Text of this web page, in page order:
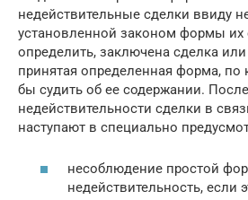
недействительные сделки ввиду
установленной законом формы
определить, заключена сделка
принятая определенная форма,
бы судить об ее содержании.
недействительности сделки в
наступают в специально
несоблюдение простой
недействительность, если